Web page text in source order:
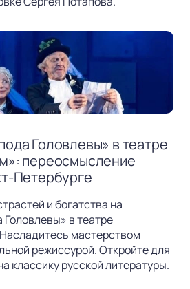
Головлевы» в театре
переосмысление
Петербурге
и богатства на
Головлевы» в театре
мастерством
режиссурой. Откройте для
классику русской литературы.